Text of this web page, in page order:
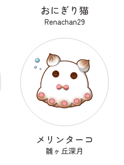
おにぎり猫
Renachan29
メリンターコ
雛ヶ丘深月